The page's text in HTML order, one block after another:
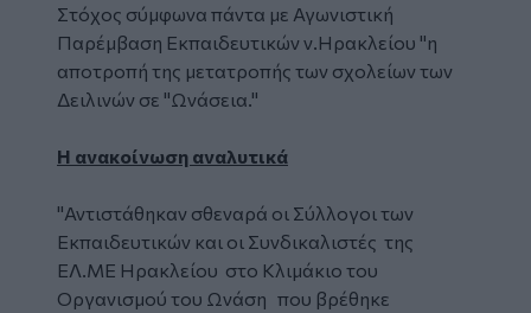
Στόχος σύμφωνα πάντα με Αγωνιστική
Παρέμβαση Εκπαιδευτικών ν.Ηρακλείου "η
αποτροπή της μετατροπής των σχολείων των
Δειλινών σε "Ωνάσεια."
Η ανακοίνωση αναλυτικά
"Αντιστάθηκαν σθεναρά οι Σύλλογοι των
Εκπαιδευτικών και οι Συνδικαλιστές της
ΕΛ.ΜΕ Ηρακλείου στο Κλιμάκιο του
Οργανισμού του Ωνάση που βρέθηκε